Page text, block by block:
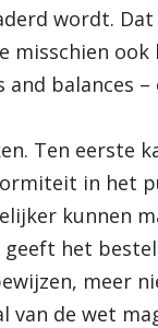
wordt.
misschien
and balances
Ten eerste
in het
kunnen
het
meer
de wet